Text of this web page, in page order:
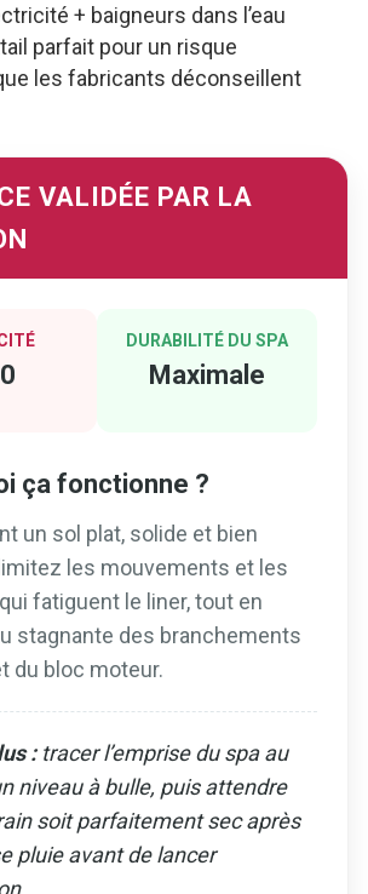
+ baigneurs dans l’eau
parfait pour un risque
les fabricants déconseillent
VALIDÉE PAR LA
DURABILITÉ DU SPA
Maximale
ça fonctionne ?
un sol plat, solide et bien
les mouvements et les
fatiguent le liner, tout en
stagnante des branchements
du bloc moteur.
:tracer l’emprise du spa au
niveau à bulle, puis attendre
soit parfaitement sec après
pluie avant de lancer